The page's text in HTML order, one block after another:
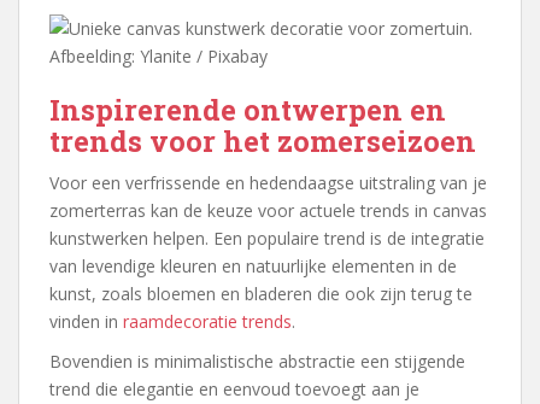
Afbeelding: Ylanite / Pixabay
Inspirerende ontwerpen en
trends voor het zomerseizoen
Voor een verfrissende en hedendaagse uitstraling van je
zomerterras kan de keuze voor actuele trends in canvas
kunstwerken helpen. Een populaire trend is de integratie
van levendige kleuren en natuurlijke elementen in de
kunst, zoals bloemen en bladeren die ook zijn terug te
vinden in raamdecoratie trends.
Bovendien is minimalistische abstractie een stijgende
trend die elegantie en eenvoud toevoegt aan je